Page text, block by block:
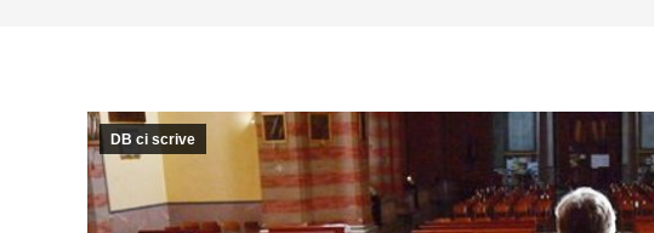
DB ci scrive